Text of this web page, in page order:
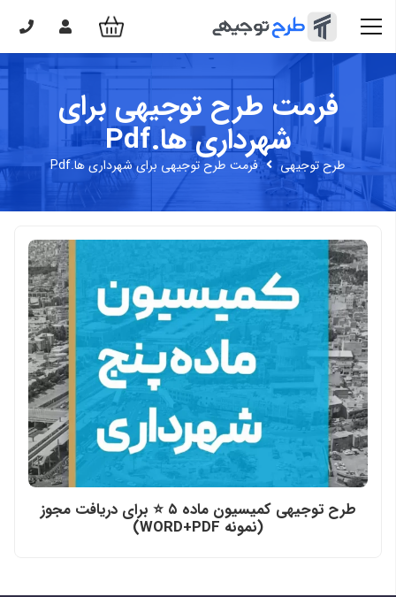
فرمت طرح توجیهی برای
شهرداری ها.Pdf
طرح توجیهی فرمت طرح توجیهی برای شهرداری ها.Pdf
طرح توجیهی کمیسیون ماده ۵ ⭐️ برای دریافت مجوز
(نمونه WORD+PDF)